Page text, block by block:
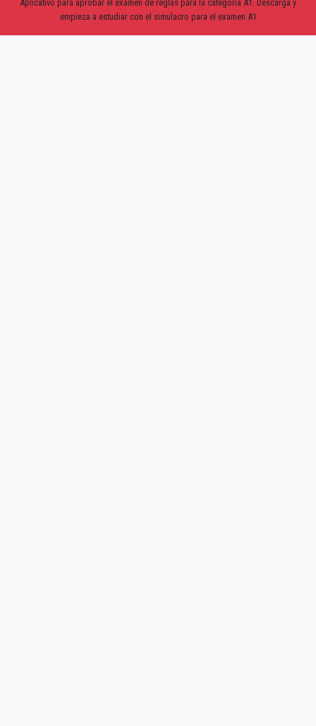
Aplicativo para aprobar el examen de reglas para la categoria A1. Descarga y
empieza a estudiar con el simulacro para el examen A1